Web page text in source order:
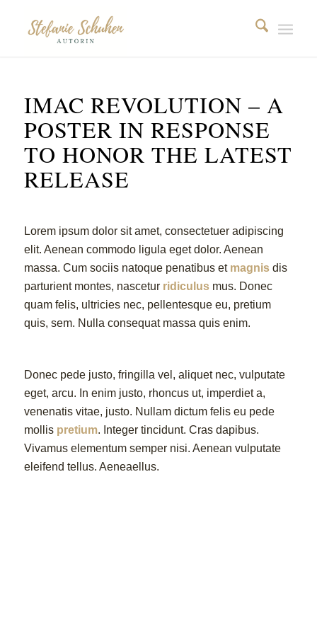
IMAC REVOLUTION – A
POSTER IN RESPONSE
TO HONOR THE LATEST
RELEASE
Lorem ipsum dolor sit amet, consectetuer adipiscing
elit. Aenean commodo ligula eget dolor. Aenean
massa. Cum sociis natoque penatibus et magnisdis
parturient montes, nascetur ridiculusmus. Donec
quam felis, ultricies nec, pellentesque eu, pretium
quis, sem. Nulla consequat massa quis enim.
Donec pede justo, fringilla vel, aliquet nec, vulputate
eget, arcu. In enim justo, rhoncus ut, imperdiet a,
venenatis vitae, justo. Nullam dictum felis eu pede
mollis pretium. Integer tincidunt. Cras dapibus.
Vivamus elementum semper nisi. Aenean vulputate
eleifend tellus. Aeneaellus.